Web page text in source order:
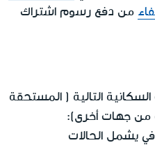
من دفع رسوم اشتراك
التالية ( المستحقة
من جهات أخرى):
يشمل الحالات